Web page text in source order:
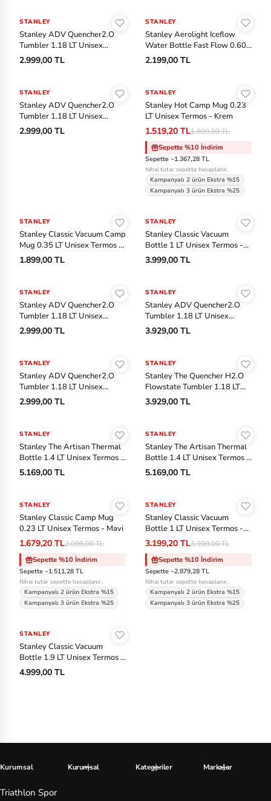
STANLEY
Stanley ADV Quencher2.O
Tumbler 1.18 LT Unisex
Termos - Mor
2.999,00 TL
STANLEY
Stanley Aerolight Iceflow
Water Bottle Fast Flow 0.60
LT Unisex Termos - Mavi
2.199,00 TL
STANLEY
Stanley ADV Quencher2.O
Tumbler 1.18 LT Unisex
Termos - Petrol
2.999,00 TL
-%20
STANLEY
Stanley Hot Camp Mug 0.23
LT Unisex Termos - Krem
1.519,20 TL1.899,00 TL
Sepette %10 İndirim
Sepette ~1.367,28 TL
Nihai tutar sepette hesaplanır.
Kampanyalı 2 ürün Ekstra %15
Kampanyalı 3 ürün Ekstra %25
STANLEY
Stanley Classic Vacuum Camp
Mug 0.35 LT Unisex Termos -
Pembe
1.899,00 TL
STANLEY
Stanley Classic Vacuum
Bottle 1 LT Unisex Termos -
Yeşil
3.999,00 TL
STANLEY
Stanley ADV Quencher2.O
Tumbler 1.18 LT Unisex
Termos - Kırık Beyaz
2.999,00 TL
STANLEY
Stanley ADV Quencher2.O
Tumbler 1.18 LT Unisex
Termos - Gri
3.929,00 TL
STANLEY
Stanley ADV Quencher2.O
Tumbler 1.18 LT Unisex
Termos - Yeşil
2.999,00 TL
STANLEY
Stanley The Quencher H2.O
Flowstate Tumbler 1.18 LT
Unisex Termos - Pembe
3.929,00 TL
STANLEY
Stanley The Artisan Thermal
Bottle 1.4 LT Unisex Termos -
Siyah
5.169,00 TL
STANLEY
Stanley The Artisan Thermal
Bottle 1.4 LT Unisex Termos -
Yeşil
5.169,00 TL
-%20
STANLEY
Stanley Classic Camp Mug
0.23 LT Unisex Termos - Mavi
1.679,20 TL2.099,00 TL
Sepette %10 İndirim
Sepette ~1.511,28 TL
Nihai tutar sepette hesaplanır.
Kampanyalı 2 ürün Ekstra %15
Kampanyalı 3 ürün Ekstra %25
-%20
STANLEY
Stanley Classic Vacuum
Bottle 1 LT Unisex Termos -
Mavi
3.199,20 TL3.999,00 TL
Sepette %10 İndirim
Sepette ~2.879,28 TL
Nihai tutar sepette hesaplanır.
Kampanyalı 2 ürün Ekstra %15
Kampanyalı 3 ürün Ekstra %25
STANLEY
Stanley Classic Vacuum
Bottle 1.9 LT Unisex Termos -
Siyah
4.999,00 TL
Kurumsal
Triathlon Spor
Kurumsal Kategoriler Markalar